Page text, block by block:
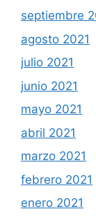
septiembre
agosto 2021
julio 2021
junio 2021
mayo 2021
abril 2021
marzo 2021
febrero 2021
enero 2021